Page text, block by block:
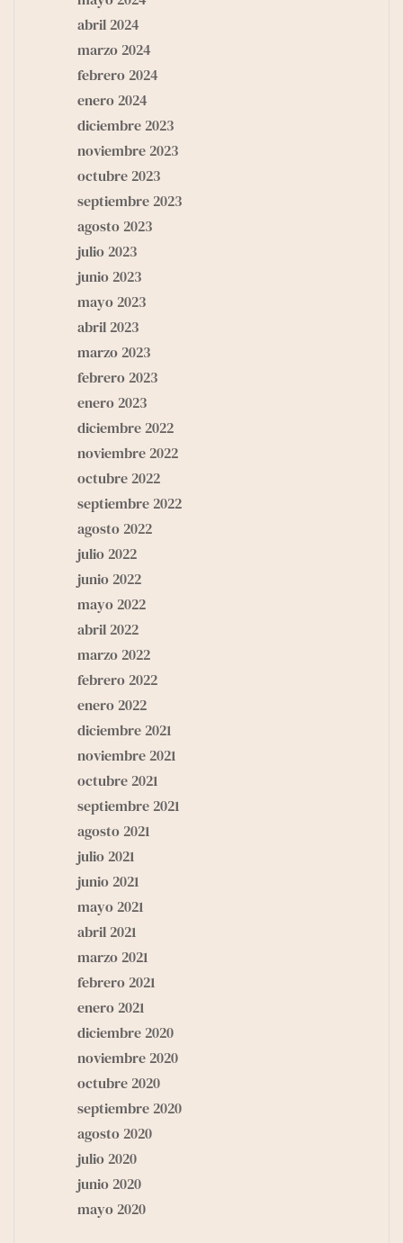
abril 2024
marzo 2024
febrero 2024
enero 2024
diciembre 2023
noviembre 2023
octubre 2023
septiembre 2023
agosto 2023
julio 2023
junio 2023
mayo 2023
abril 2023
marzo 2023
febrero 2023
enero 2023
diciembre 2022
noviembre 2022
octubre 2022
septiembre 2022
agosto 2022
julio 2022
junio 2022
mayo 2022
abril 2022
marzo 2022
febrero 2022
enero 2022
diciembre 2021
noviembre 2021
octubre 2021
septiembre 2021
agosto 2021
julio 2021
junio 2021
mayo 2021
abril 2021
marzo 2021
febrero 2021
enero 2021
diciembre 2020
noviembre 2020
octubre 2020
septiembre 2020
agosto 2020
julio 2020
junio 2020
mayo 2020